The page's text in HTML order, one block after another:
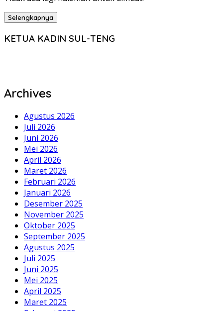
Selengkapnya
KETUA KADIN SUL-TENG
Archives
Agustus 2026
Juli 2026
Juni 2026
Mei 2026
April 2026
Maret 2026
Februari 2026
Januari 2026
Desember 2025
November 2025
Oktober 2025
September 2025
Agustus 2025
Juli 2025
Juni 2025
Mei 2025
April 2025
Maret 2025